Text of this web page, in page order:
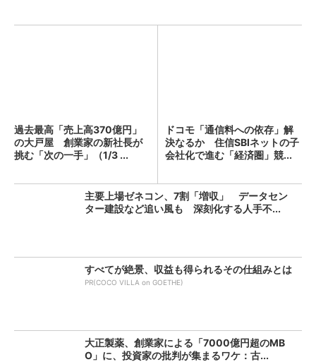
過去最高「売上高370億円」
の大戸屋 創業家の新社長が
挑む「次の一手」（1/3 ...
ドコモ「通信料への依存」解
決なるか 住信SBIネットの子
会社化で進む「経済圏」競...
主要上場ゼネコン、7割「増収」 データセン
ター建設など追い風も 深刻化する人手不...
すべてが絶景、収益も得られるその仕組みとは
PR(COCO VILLA on GOETHE)
大正製薬、創業家による「7000億円超のMB
O」に、投資家の批判が集まるワケ：古...